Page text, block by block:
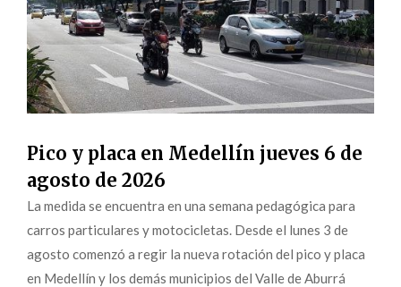
Pico y placa en Medellín jueves 6 de
agosto de 2026
La medida se encuentra en una semana pedagógica para
carros particulares y motocicletas. Desde el lunes 3 de
agosto comenzó a regir la nueva rotación del pico y placa
en Medellín y los demás municipios del Valle de Aburrá